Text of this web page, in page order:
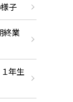
子
終業
年生